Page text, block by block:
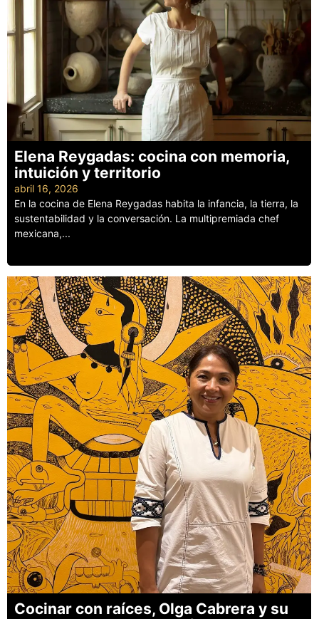
Elena Reygadas: cocina con memoria,
intuición y territorio
abril 16, 2026
En la cocina de Elena Reygadas habita la infancia, la tierra, la
sustentabilidad y la conversación. La multipremiada chef
mexicana,...
Cocinar con raíces, Olga Cabrera y su